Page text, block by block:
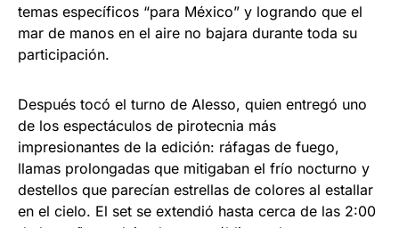
temas específicos “para México” y logrando que el
mar de manos en el aire no bajara durante toda su
participación.​
Después tocó el turno de Alesso, quien entregó uno
de los espectáculos de pirotecnia más
impresionantes de la edición: ráfagas de fuego,
llamas prolongadas que mitigaban el frío nocturno y
destellos que parecían estrellas de colores al estallar
en el cielo. El set se extendió hasta cerca de las 2:00